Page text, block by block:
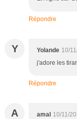
Répondre
Y Yolande 10/
j'adore les
Répondre
A amal 10/11/